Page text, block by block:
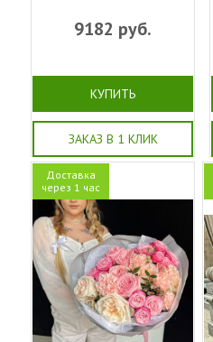
9182 руб.
КУПИТЬ
ЗАКАЗ В 1 КЛИК
Доставка
через 1 час